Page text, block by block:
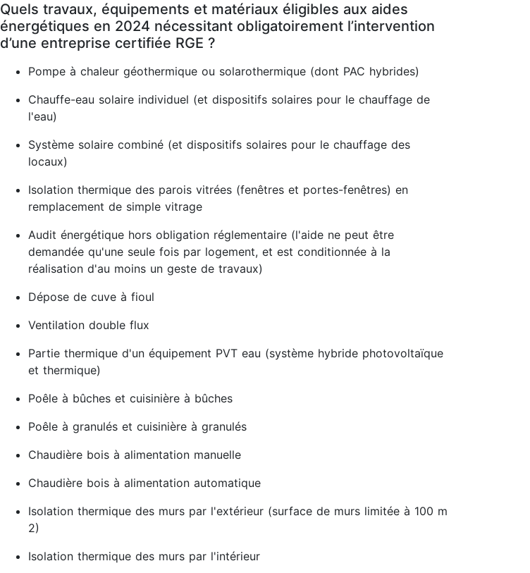
Quels travaux, équipements et matériaux éligibles aux aides
énergétiques en 2024 nécessitant obligatoirement l’intervention
d’une entreprise certifiée RGE ?
Pompe à chaleur géothermique ou solarothermique (dont PAC hybrides)
Chauffe-eau solaire individuel (et dispositifs solaires pour le chauffage de
l'eau)
Système solaire combiné (et dispositifs solaires pour le chauffage des
locaux)
Isolation thermique des parois vitrées (fenêtres et portes-fenêtres) en
remplacement de simple vitrage
Audit énergétique hors obligation réglementaire (l'aide ne peut être
demandée qu'une seule fois par logement, et est conditionnée à la
réalisation d'au moins un geste de travaux)
Dépose de cuve à fioul
Ventilation double flux
Partie thermique d'un équipement PVT eau (système hybride photovoltaïque
et thermique)
Poêle à bûches et cuisinière à bûches
Poêle à granulés et cuisinière à granulés
Chaudière bois à alimentation manuelle
Chaudière bois à alimentation automatique
Isolation thermique des murs par l'extérieur (surface de murs limitée à 100 m
2)
Isolation thermique des murs par l'intérieur